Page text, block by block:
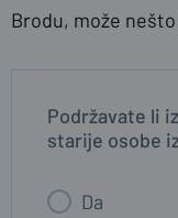
Brodu, može
Podržavate li
starije osobe
Da